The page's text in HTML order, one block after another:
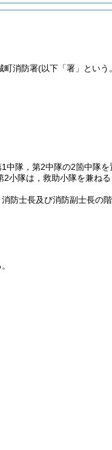
町消防署(以下「署」という
隊，第2中隊の2箇中隊を
2小隊は，救助小隊を兼ねる
防士長及び消防副士長の